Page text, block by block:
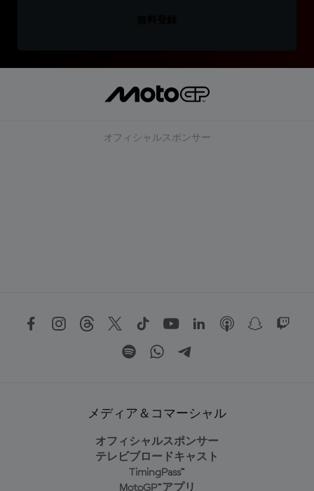
オフィシャルスポンサー
メディア＆コマーシャル
オフィシャルスポンサー
テレビブロードキャスト
TimingPass™
MotoGP™アプリ